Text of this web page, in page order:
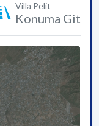
Villa Pelit
Konuma Git